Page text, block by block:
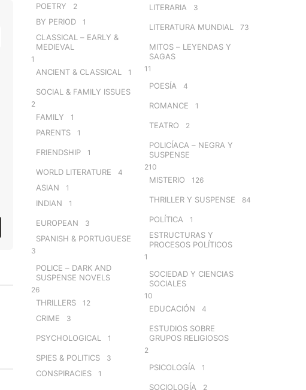
POETRY 2
BY PERIOD 1
CLASSICAL – EARLY &
MEDIEVAL
1
ANCIENT & CLASSICAL 1
SOCIAL & FAMILY ISSUES
2
FAMILY 1
PARENTS 1
FRIENDSHIP 1
WORLD LITERATURE 4
ASIAN 1
INDIAN 1
EUROPEAN 3
SPANISH & PORTUGUESE
3
POLICE – DARK AND
SUSPENSE NOVELS
26
THRILLERS 12
CRIME 3
PSYCHOLOGICAL 1
SPIES & POLITICS 3
CONSPIRACIES 1
LITERARIA 3
LITERATURA MUNDIAL 73
MITOS – LEYENDAS Y
SAGAS
11
POESÍA 4
ROMANCE 1
TEATRO 2
POLICÍACA – NEGRA Y
SUSPENSE
210
MISTERIO 126
THRILLER Y SUSPENSE 84
POLÍTICA 1
ESTRUCTURAS Y
PROCESOS POLÍTICOS
1
SOCIEDAD Y CIENCIAS
SOCIALES
10
EDUCACIÓN 4
ESTUDIOS SOBRE
GRUPOS RELIGIOSOS
2
PSICOLOGÍA 1
SOCIOLOGÍA 2